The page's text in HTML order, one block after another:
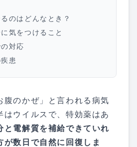
のはどんなとき？
気をつけること
対応
患
腹のかぜ」と言われる病気
はウイルスで、特効薬はあ
と電解質を補給できていれ
が数日で自然に回復しま